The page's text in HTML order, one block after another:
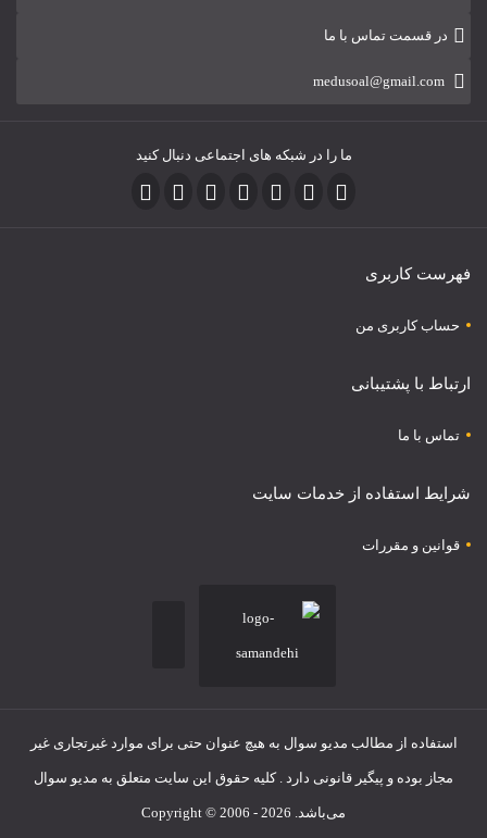
در قسمت تماس با ما
medusoal@gmail.com
ما را در شبکه های اجتماعی دنبال کنید
فهرست کاربری
حساب کاربری من
ارتباط با پشتیبانی
تماس با ما
شرایط استفاده از خدمات سایت
قوانین و مقررات
استفاده از مطالب مدیو سوال به هیچ عنوان حتی برای موارد غیرتجاری غیر
مجاز بوده و پیگیر قانونی دارد . کلیه حقوق این سایت متعلق به مدیو سوال
می‌باشد. Copyright © 2006 - 2026